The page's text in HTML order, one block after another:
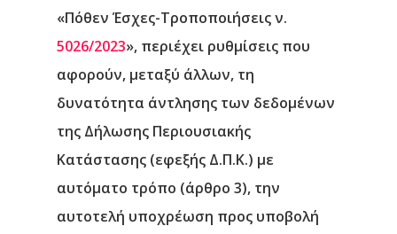
«Πόθεν Έσχες-Τροποποιήσεις ν.
5026/2023», περιέχει ρυθμίσεις που
αφορούν, μεταξύ άλλων, τη
δυνατότητα άντλησης των δεδομένων
της Δήλωσης Περιουσιακής
Κατάστασης (εφεξής Δ.Π.Κ.) με
αυτόματο τρόπο (άρθρο 3), την
αυτοτελή υποχρέωση προς υποβολή